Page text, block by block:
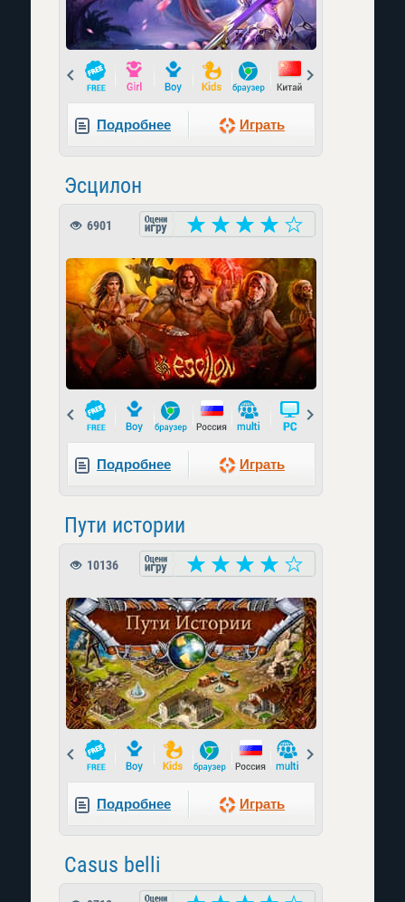
Prev
Подробнее Играть
Эсцилон
6901
Prev
Подробнее Играть
Пути истории
10136
Prev
Подробнее Играть
Casus belli